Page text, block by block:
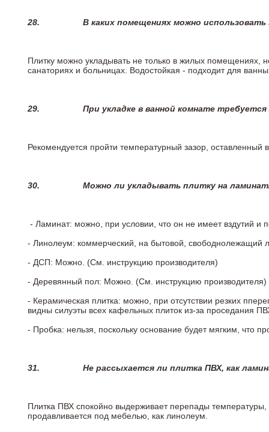
28. В каких помещениях можно
Плитку можно укладывать не только в жилых помещениях,
санаториях и больницах. Водостойкая - подходит для
29. При укладке в ванной комнате
Рекомендуется пройти температурный зазор,
30. Можно ли укладывать плитку на
- Ламинат: можно, при условии, что он не имеет вздутий
- Линолеум: коммерческий, на бытовой, свободнолежащий
- ДСП: Можно. (См. инструкцию производителя)
- Деревянный пол: Можно. (См. инструкцию производителя)
- Керамическая плитка: можно, при отсутствии резких
видны силуэты всех кафельных плиток из-за проседания
- Пробка: нельзя, поскольку основание будет мягким, что
31. Не рассыхается ли плитка ПВХ, как
Плитка ПВХ спокойно выдерживает перепады температуры,
продавливается под мебелью, как линолеум.